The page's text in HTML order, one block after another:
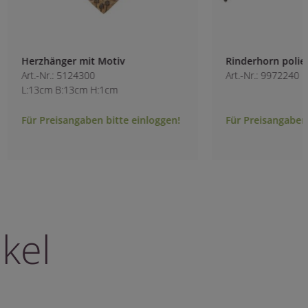
Herzhänger mit Motiv
Art.-Nr.: 5124300
L:13cm B:13cm H:1cm
Für Preisangaben bitte einloggen!
Rinderhorn
Art.-Nr.: 9972240
Für